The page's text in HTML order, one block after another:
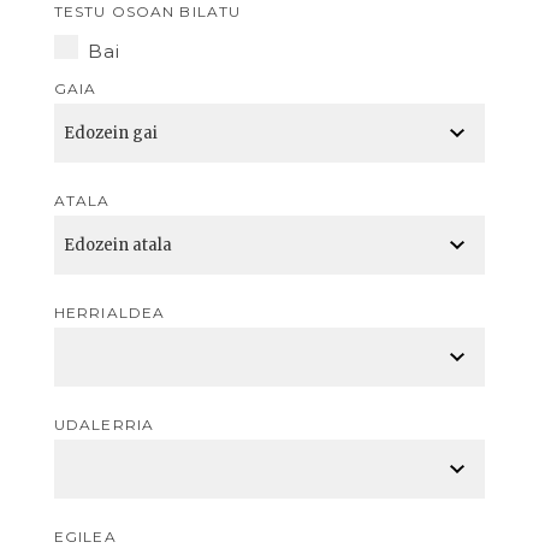
TESTU OSOAN BILATU
Bai
GAIA
ATALA
HERRIALDEA
UDALERRIA
EGILEA